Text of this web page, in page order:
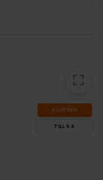
SLUT­REA
TILL 9.8.